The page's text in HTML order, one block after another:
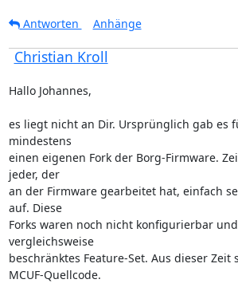
Antworten
Anhänge
Christian Kroll
Hallo Johannes,
es liegt nicht an Dir. Ursprünglich gab es
mindestens
einen eigenen Fork der Borg-Firmware.
jeder, der
an der Firmware gearbeitet hat, einfach
auf. Diese
Forks waren noch nicht konfigurierbar
vergleichsweise
beschränktes Feature-Set. Aus dieser Zeit
MCUF-Quellcode.